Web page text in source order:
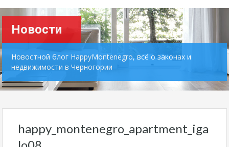
Новости
Новостной блог HappyMontenegro, всё о законах и
недвижимости в Черногории
happy_montenegro_apartment_iga